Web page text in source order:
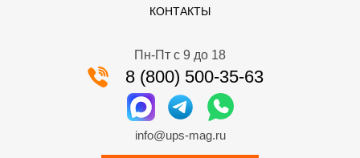
КОНТАКТЫ
Пн-Пт с 9 до 18
8 (800) 500-35-63
info@ups-mag.ru